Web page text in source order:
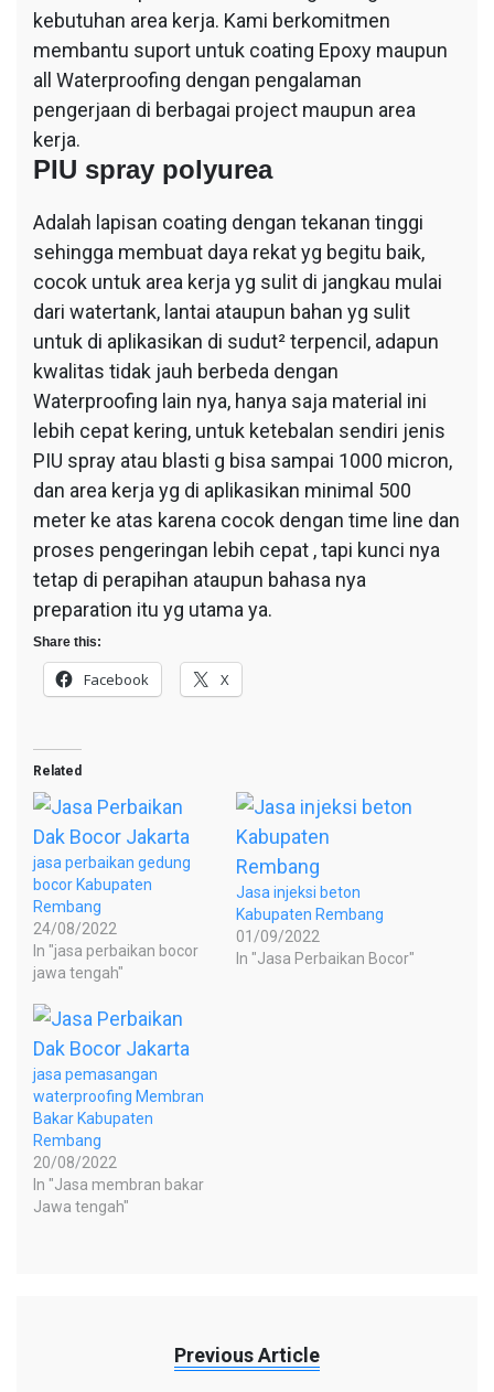
kebutuhan area kerja. Kami berkomitmen
membantu suport untuk coating Epoxy maupun
all Waterproofing dengan pengalaman
pengerjaan di berbagai project maupun area
kerja.
PIU spray polyurea
Adalah lapisan coating dengan tekanan tinggi
sehingga membuat daya rekat yg begitu baik,
cocok untuk area kerja yg sulit di jangkau mulai
dari watertank, lantai ataupun bahan yg sulit
untuk di aplikasikan di sudut² terpencil, adapun
kwalitas tidak jauh berbeda dengan
Waterproofing lain nya, hanya saja material ini
lebih cepat kering, untuk ketebalan sendiri jenis
PIU spray atau blasti g bisa sampai 1000 micron,
dan area kerja yg di aplikasikan minimal 500
meter ke atas karena cocok dengan time line dan
proses pengeringan lebih cepat , tapi kunci nya
tetap di perapihan ataupun bahasa nya
preparation itu yg utama ya.
Share this:
Facebook X
Related
jasa perbaikan gedung
bocor Kabupaten
Rembang
24/08/2022
In "jasa perbaikan bocor
jawa tengah"
Jasa injeksi beton
Kabupaten Rembang
01/09/2022
In "Jasa Perbaikan Bocor"
jasa pemasangan
waterproofing Membran
Bakar Kabupaten
Rembang
20/08/2022
In "Jasa membran bakar
Jawa tengah"
Previous Article